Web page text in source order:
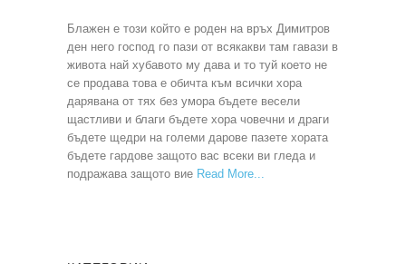
Блажен е този който е роден на връх Димитров
ден него господ го пази от всякакви там гавази в
живота най хубавото му дава и то туй което не
се продава това е обичта към всички хора
дарявана от тях без умора бъдете весели
щастливи и благи бъдете хора човечни и драги
бъдете щедри на големи дарове пазете хората
бъдете гардове защото вас всеки ви гледа и
подражава защото вие Read More